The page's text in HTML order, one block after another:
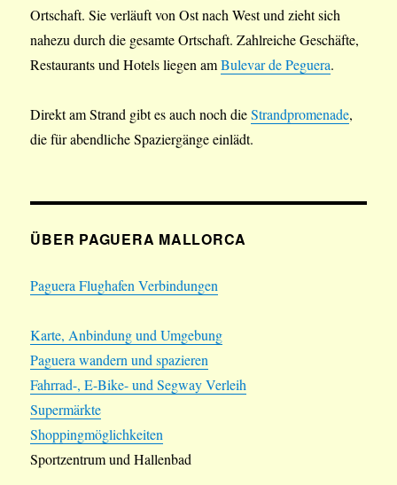
Ortschaft. Sie verläuft von Ost nach West und zieht sich
nahezu durch die gesamte Ortschaft. Zahlreiche Geschäfte,
Restaurants und Hotels liegen amBulevar de Peguera.
Direkt am Strand gibt es auch noch dieStrandpromenade,
die für abendliche Spaziergänge einlädt.
ÜBER PAGUERA MALLORCA
Paguera Flughafen Verbindungen
Karte, Anbindung und Umgebung
Paguera wandern und spazieren
Fahrrad-, E-Bike- und Segway Verleih
Supermärkte
Shoppingmöglichkeiten
Sportzentrum und Hallenbad